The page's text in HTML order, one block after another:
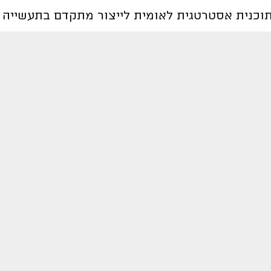
אסטרטגית לאומית לייצור מתקדם בתעשייה